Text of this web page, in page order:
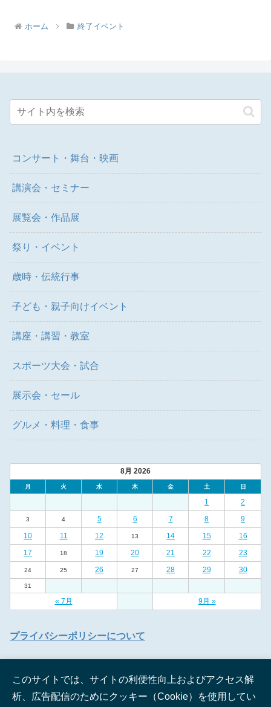
ホーム 終了イベント
コンサート・舞台・映画
講演会・セミナー
展覧会・作品展
祭り・イベント
歳時・伝統行事
子ども・親子向けイベント
講座・講習・教室
スポーツ大会・試合
展示会・セール
グルメ・料理・食事
8月 2026
月 火 水 木 金 土 日
1 2
3 4 5 6 7 8
9
10
11 12 13 14 15
16
17
18 19 20 21 22 23
24 25 26 27 28 29 30
31
« 7月 9月 »
プライバシーポリシーについて
このサイトでは、サイトの利便性向上およびアクセス解
析、広告配信のためにクッキー（Cookie）を使用してい